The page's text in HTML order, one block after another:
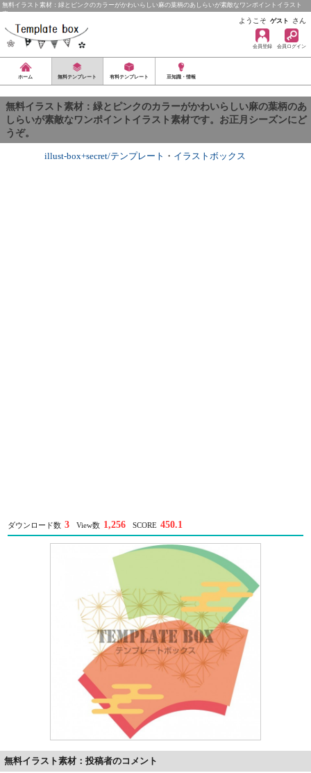
無料イラスト素材：緑とピンクのカラーがかわいらしい麻の葉柄のあしらいが素敵なワンポイントイラスト
素…
ようこそ ゲスト さん
会員登録 会員ログイン
ホーム 無料テンプレート 有料テンプレート 豆知識・情報
無料イラスト素材：緑とピンクのカラーがかわいらしい麻の葉柄のあ
しらいが素敵なワンポイントイラスト素材です。お正月シーズンにど
うぞ。
illust-box+secret/テンプレート ・ イラストボックス
ダウンロード数 3 View数 1,256 SCORE 450.1
無料イラスト素材：投稿者のコメント